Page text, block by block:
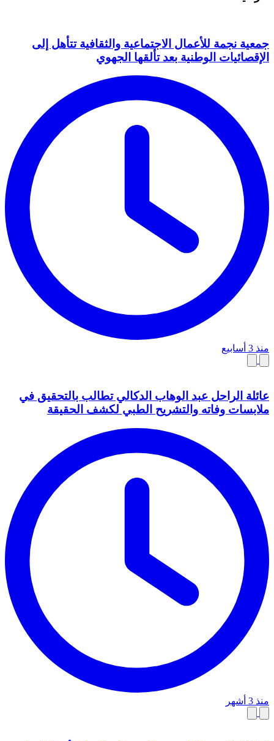
جمعية نجمة للأعمال الاجتماعية والثقافية تتأهل إلى
الإقصائيات الوطنية بعد تألقها الجهوي
منذ 3 أسابيع
عائلة الراحل عبد الوهاب الدكالي تطالب بالتحقيق في
ملابسات وفاته والتشريح الطبي لكشف الحقيقة
منذ 3 أشهر